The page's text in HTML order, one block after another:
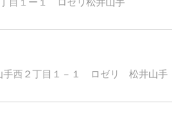
手西２丁目１－１ ロゼリ 松井山手